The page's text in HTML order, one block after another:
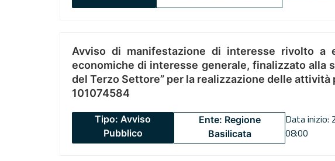
Avviso di manifestazione di interesse rivolto
economiche di interesse generale, finalizzato alla
del Terzo Settore” per la realizzazione delle attività
101074584
Tipo: Avviso
Pubblico
Ente: Regione
Basilicata
Data
08:00